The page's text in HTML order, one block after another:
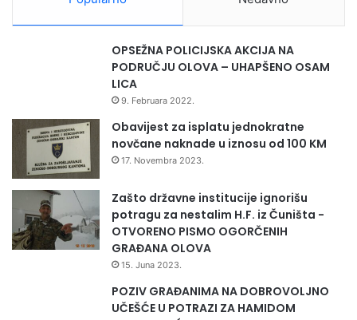
OPSEŽNA POLICIJSKA AKCIJA NA
PODRUČJU OLOVA – UHAPŠENO OSAM
LICA
9. Februara 2022.
Obavijest za isplatu jednokratne
novčane naknade u iznosu od 100 KM
17. Novembra 2023.
Zašto državne institucije ignorišu
potragu za nestalim H.F. iz Čuništa -
OTVORENO PISMO OGORČENIH
GRAĐANA OLOVA
15. Juna 2023.
POZIV GRAĐANIMA NA DOBROVOLJNO
UČEŠĆE U POTRAZI ZA HAMIDOM